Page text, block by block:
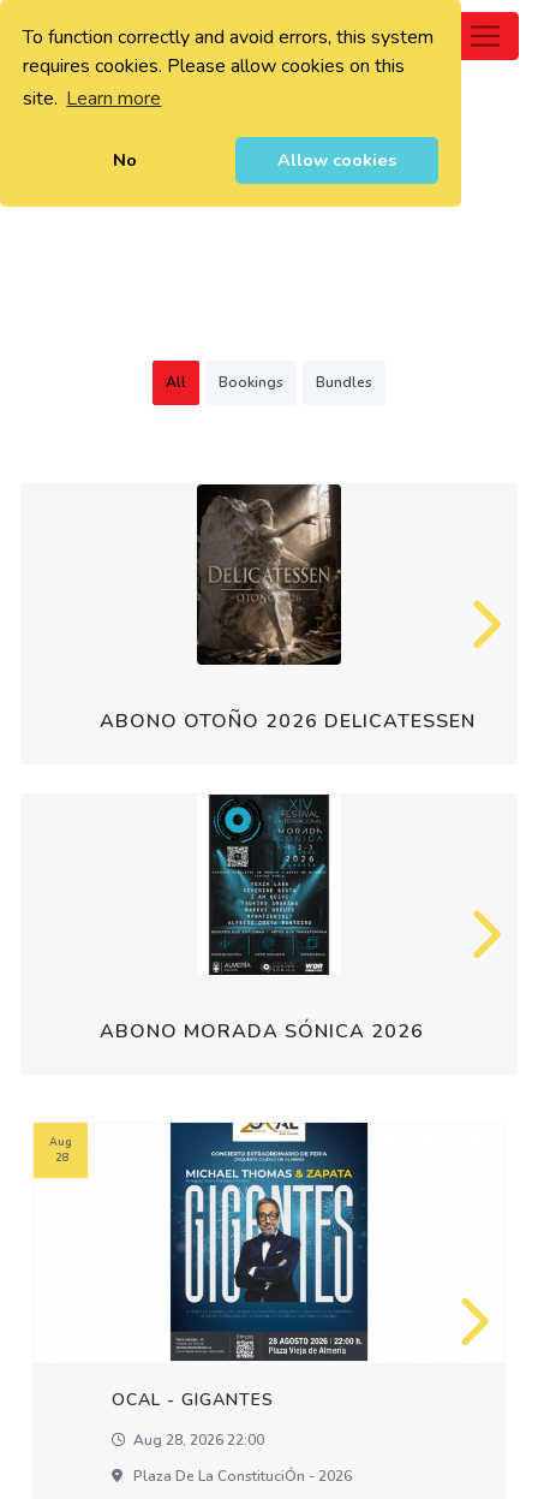
To function correctly and avoid errors, this system
requires cookies. Please allow cookies on this
site. Learn more
No Allow cookies
0
All Bookings Bundles
ABONO OTOÑO 2026 DELICATESSEN
ABONO MORADA SÓNICA 2026
OCAL - GIGANTES
Aug 28, 2026 22:00
Plaza De La ConstituciÓn - 2026
Aug
28